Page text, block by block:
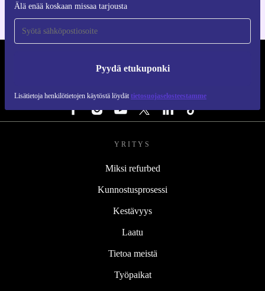
Älä enää koskaan missaa tarjousta
Pyydä etukuponki
Lisätietoja henkilötietojen käytöstä löydät tietosuojaselosteestamme
YRITYS
Miksi refurbed
Kunnostusprosessi
Kestävyys
Laatu
Tietoa meistä
Työpaikat